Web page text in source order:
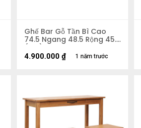
Ghế Bar Gỗ Tần Bì Cao
74.5 Ngang 48.5 Rộng 45.5
(cm)
1 năm trước
4.900.000 ₫